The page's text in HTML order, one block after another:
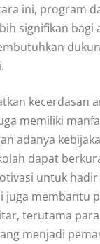
ini, program
signifikan bagi
kecerdasan
memiliki
adanya
dapat
untuk hadir
juga membantu
terutama
menjadi